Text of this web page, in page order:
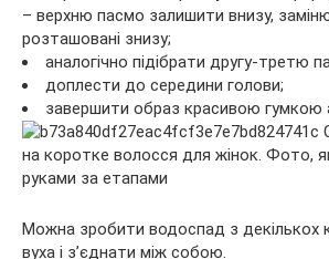
– верхню пасмо залишити внизу,
розташовані знизу;
аналогічно підібрати другу-третю
доплести до середини голови;
завершити образ красивою
Можна зробити водоспад з декількох
вуха і з’єднати між собою.